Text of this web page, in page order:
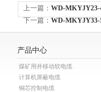
上一篇： WD-MKYJY23-
下一篇： WD-MKYJY33-
产品中心
煤矿用井移动软电缆
计算机屏蔽电缆
铜芯控制电缆